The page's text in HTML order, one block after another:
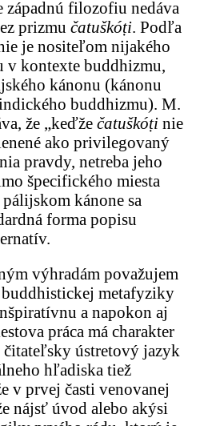
filozofiu nedáva
prizmu čatuškóṭi. Podľa
je nositeľom nijakého
v kontexte buddhizmu,
kánonu (kánonu
buddhizmu). M.
že „keďže čatuškóṭi nie
ako privilegovaný
pravdy, netreba jeho
špecifického miesta
kánone sa
forma popisu
výhradám považujem
metafyziky
a napokon aj
práca má charakter
čitateľsky ústretový jazyk
hľadiska tiež
v prvej časti venovanej
nájsť úvod alebo akýsi